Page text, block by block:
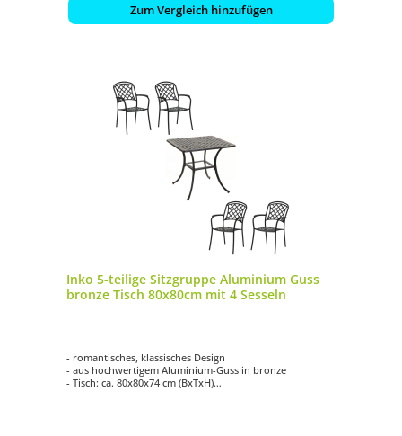
Zum Vergleich hinzufügen
Inko 5-teilige Sitzgruppe Aluminium Guss
bronze Tisch 80x80cm mit 4 Sesseln
- romantisches, klassisches Design
- aus hochwertigem Aluminium-Guss in bronze
- Tisch: ca. 80x80x74 cm (BxTxH)